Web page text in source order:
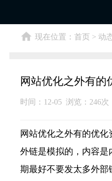
现在位置：首页 >动
网站优化之外有的
时间：12-05 浏览： 246次
网站优化之外有的优
外链是模拟的，内容
期最好不要发太多外